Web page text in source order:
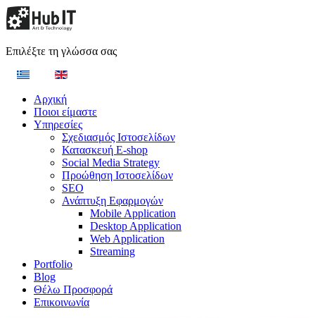
Επιλέξτε τη γλώσσα σας
Αρχική
Ποιοι είμαστε
Υπηρεσίες
Σχεδιασμός Ιστοσελίδων
Κατασκευή E-shop
Social Media Strategy
Προώθηση Ιστοσελίδων
SEO
Ανάπτυξη Εφαρμογών
Mobile Application
Desktop Application
Web Application
Streaming
Portfolio
Blog
Θέλω Προσφορά
Επικοινωνία